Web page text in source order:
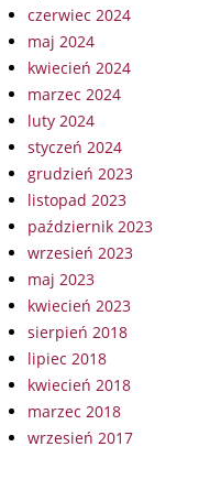
czerwiec 2024
maj 2024
kwiecień 2024
marzec 2024
luty 2024
styczeń 2024
grudzień 2023
listopad 2023
październik 2023
wrzesień 2023
maj 2023
kwiecień 2023
sierpień 2018
lipiec 2018
kwiecień 2018
marzec 2018
wrzesień 2017